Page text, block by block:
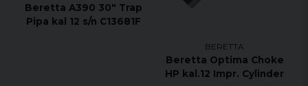
Beretta A390 30" Trap
Pipa kal 12 s/n C13681F
BERETTA
Beretta Optima Choke
HP kal.12 Impr. Cylinder